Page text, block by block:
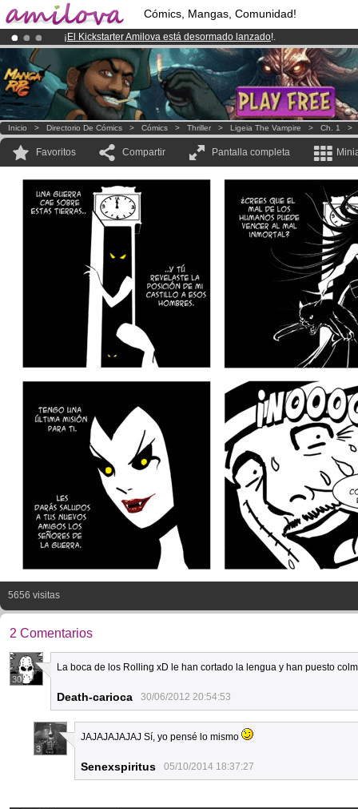
Cómics, Mangas, Comunidad!
¡ El Kickstarter Amilova está desormado lanzado!.
¡Ya tenemos 100000miembrosy 1000Cómics y Mangas!.
¡Conviertete en Premium por3.95 euros al mes!Hazte Premium ya
Inicio > Directorio De Cómics > Cómics > Thriller > Ligeia The Vampire > Ch. 1
Favoritos Compartir Pantalla completa
5656 visitas
2 Comentarios
30
La boca de los Rolling xD le han cortado la lengua y han puesto
Death-carioca 30/06/2012 20:54:53
3
JAJAJAJAJAJ Sí, yo pensé lo mismo
Senexspiritus 05/10/2014 18:37:27